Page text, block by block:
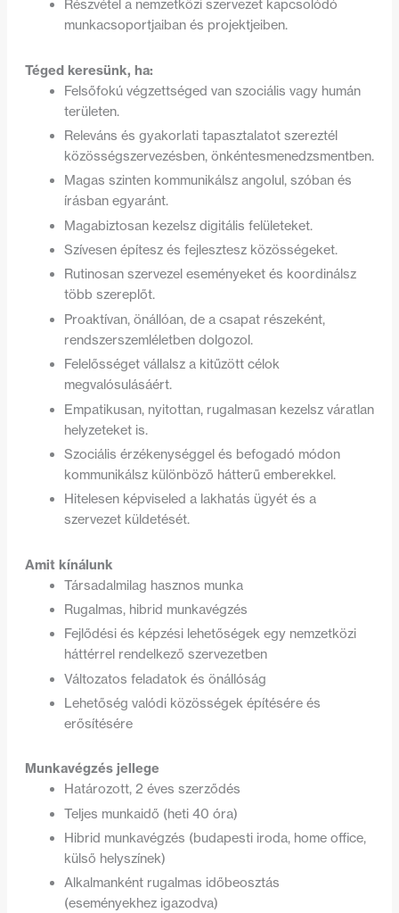
Részvétel a nemzetközi szervezet kapcsolódó
munkacsoportjaiban és projektjeiben.
Téged keresünk, ha:
Felsőfokú végzettséged van szociális vagy humán
területen.
Releváns és gyakorlati tapasztalatot szereztél
közösségszervezésben, önkéntesmenedzsmentben.
Magas szinten kommunikálsz angolul, szóban és
írásban egyaránt.
Magabiztosan kezelsz digitális felületeket.
Szívesen építesz és fejlesztesz közösségeket.
Rutinosan szervezel eseményeket és koordinálsz
több szereplőt.
Proaktívan, önállóan, de a csapat részeként,
rendszerszemléletben dolgozol.
Felelősséget vállalsz a kitűzött célok
megvalósulásáért.
Empatikusan, nyitottan, rugalmasan kezelsz váratlan
helyzeteket is.
Szociális érzékenységgel és befogadó módon
kommunikálsz különböző hátterű emberekkel.
Hitelesen képviseled a lakhatás ügyét és a
szervezet küldetését.
Amit kínálunk
Társadalmilag hasznos munka
Rugalmas, hibrid munkavégzés
Fejlődési és képzési lehetőségek egy nemzetközi
háttérrel rendelkező szervezetben
Változatos feladatok és önállóság
Lehetőség valódi közösségek építésére és
erősítésére
Munkavégzés jellege
Határozott, 2 éves szerződés
Teljes munkaidő (heti 40 óra)
Hibrid munkavégzés (budapesti iroda, home office,
külső helyszínek)
Alkalmanként rugalmas időbeosztás
(eseményekhez igazodva)